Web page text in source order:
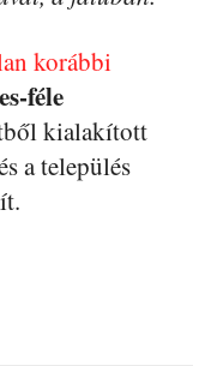
korábbi
féle
kialakított
a település